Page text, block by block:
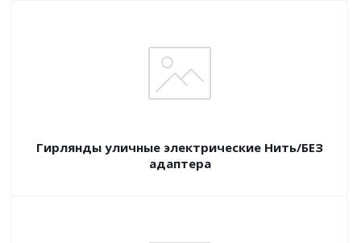
Гирлянды уличные электрические Нить/БЕЗ
адаптера